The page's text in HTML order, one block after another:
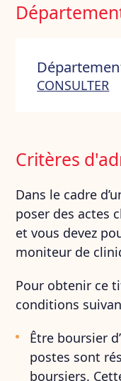
CONSULTER
Critères
Dans le cadre
poser des actes
et vous devez
moniteur de
Pour obtenir ce
conditions
Être boursier
postes sont
boursiers.